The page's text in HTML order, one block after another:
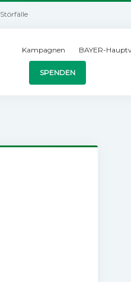
Störfälle
Kampagnen BAYER-
SPENDEN